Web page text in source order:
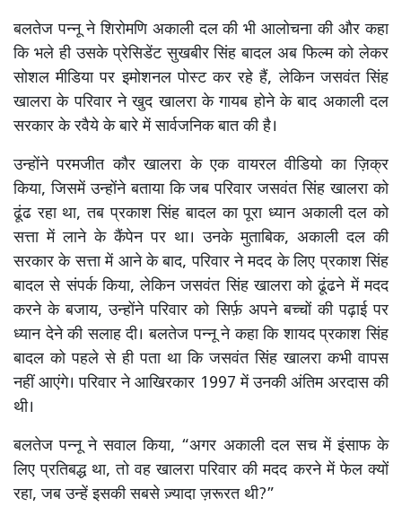
बलतेज पन्नू ने शिरोमणि अकाली दल की भी आलोचना की और कहा
कि भले ही उसके प्रेसिडेंट सुखबीर सिंह बादल अब फिल्म को लेकर
सोशल मीडिया पर इमोशनल पोस्ट कर रहे हैं, लेकिन जसवंत सिंह
खालरा के परिवार ने खुद खालरा के गायब होने के बाद अकाली दल
सरकार के रवैये के बारे में सार्वजनिक बात की है।
उन्होंने परमजीत कौर खालरा के एक वायरल वीडियो का ज़िक्र
किया, जिसमें उन्होंने बताया कि जब परिवार जसवंत सिंह खालरा को
ढूंढ रहा था, तब प्रकाश सिंह बादल का पूरा ध्यान अकाली दल को
सत्ता में लाने के कैंपेन पर था। उनके मुताबिक, अकाली दल की
सरकार के सत्ता में आने के बाद, परिवार ने मदद के लिए प्रकाश सिंह
बादल से संपर्क किया, लेकिन जसवंत सिंह खालरा को ढूंढने में मदद
करने के बजाय, उन्होंने परिवार को सिर्फ़ अपने बच्चों की पढ़ाई पर
ध्यान देने की सलाह दी। बलतेज पन्नू ने कहा कि शायद प्रकाश सिंह
बादल को पहले से ही पता था कि जसवंत सिंह खालरा कभी वापस
नहीं आएंगे। परिवार ने आखिरकार 1997 में उनकी अंतिम अरदास की
थी।
बलतेज पन्नू ने सवाल किया, “अगर अकाली दल सच में इंसाफ के
लिए प्रतिबद्ध था, तो वह खालरा परिवार की मदद करने में फेल क्यों
रहा, जब उन्हें इसकी सबसे ज़्यादा ज़रूरत थी?”